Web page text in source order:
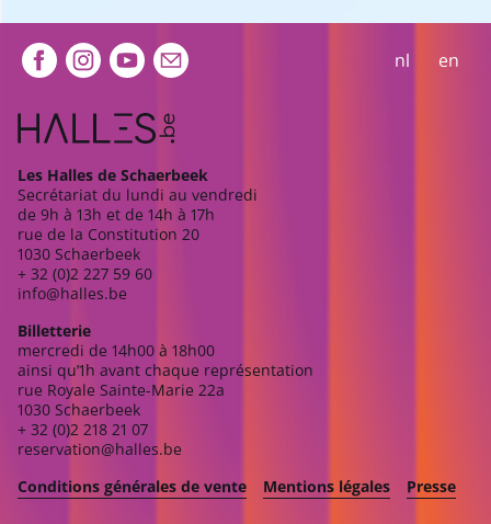
Extra navigation nl en
Les Halles de Schaerbeek
Secrétariat du lundi au vendredi
de 9h à 13h et de 14h à 17h
rue de la Constitution 20
1030 Schaerbeek
+ 32 (0)2 227 59 60
info@halles.be
Billetterie
mercredi de 14h00 à 18h00
ainsi qu’1h avant chaque représentation
rue Royale Sainte-Marie 22a
1030 Schaerbeek
+ 32 (0)2 218 21 07
reservation@halles.be
Conditions générales de vente
Mentions légales Presse